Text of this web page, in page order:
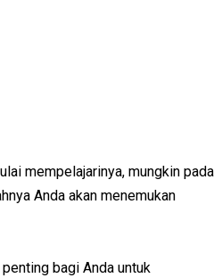
mempelajarinya, mungkin pada
Anda akan menemukan
bagi Anda untuk